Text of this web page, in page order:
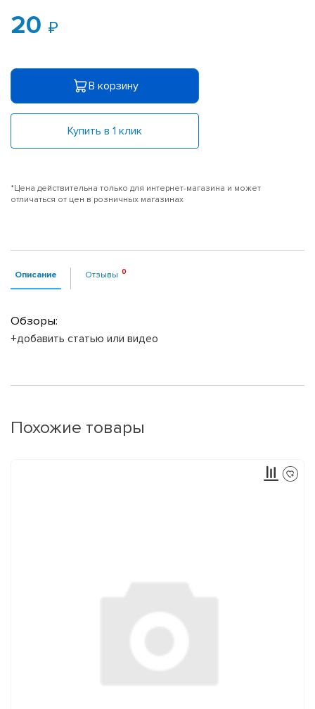
20
В корзину
Купить в 1 клик
*Цена действительна только для интернет-магазина и может
отличаться от цен в розничных магазинах
Описание Отзывы
Обзоры:
+добавить статью или видео
Похожие товары